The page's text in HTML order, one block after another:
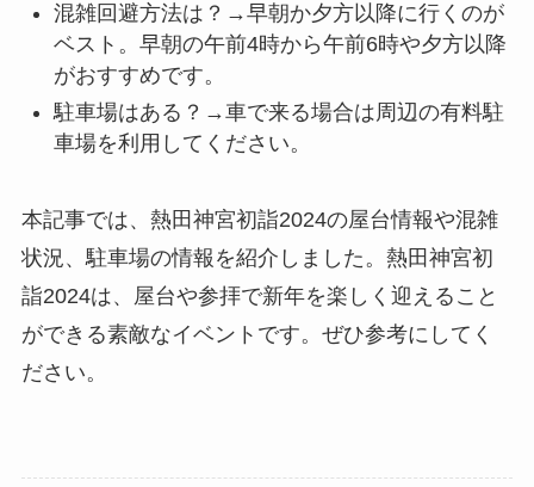
混雑回避方法は？→早朝か夕方以降に行くのが
ベスト。早朝の午前4時から午前6時や夕方以降
がおすすめです。
駐車場はある？→車で来る場合は周辺の有料駐
車場を利用してください。
本記事では、熱田神宮初詣2024の屋台情報や混雑
状況、駐車場の情報を紹介しました。熱田神宮初
詣2024は、屋台や参拝で新年を楽しく迎えること
ができる素敵なイベントです。ぜひ参考にしてく
ださい。